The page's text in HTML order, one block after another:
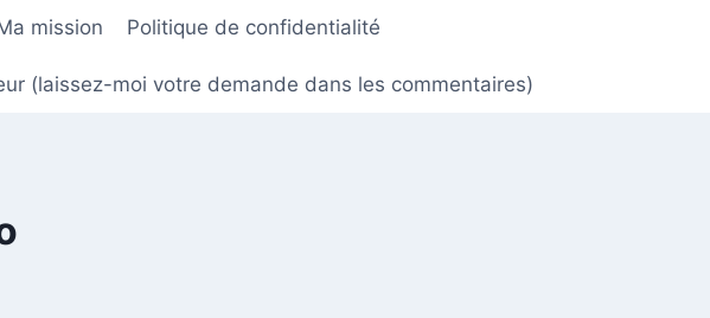
mission Politique de confidentialité
(laissez-moi votre demande dans les commentaires)